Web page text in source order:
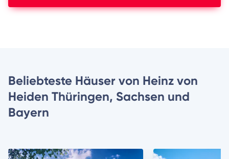
Beliebteste Häuser von Heinz von
Heiden Thüringen, Sachsen und
Bayern